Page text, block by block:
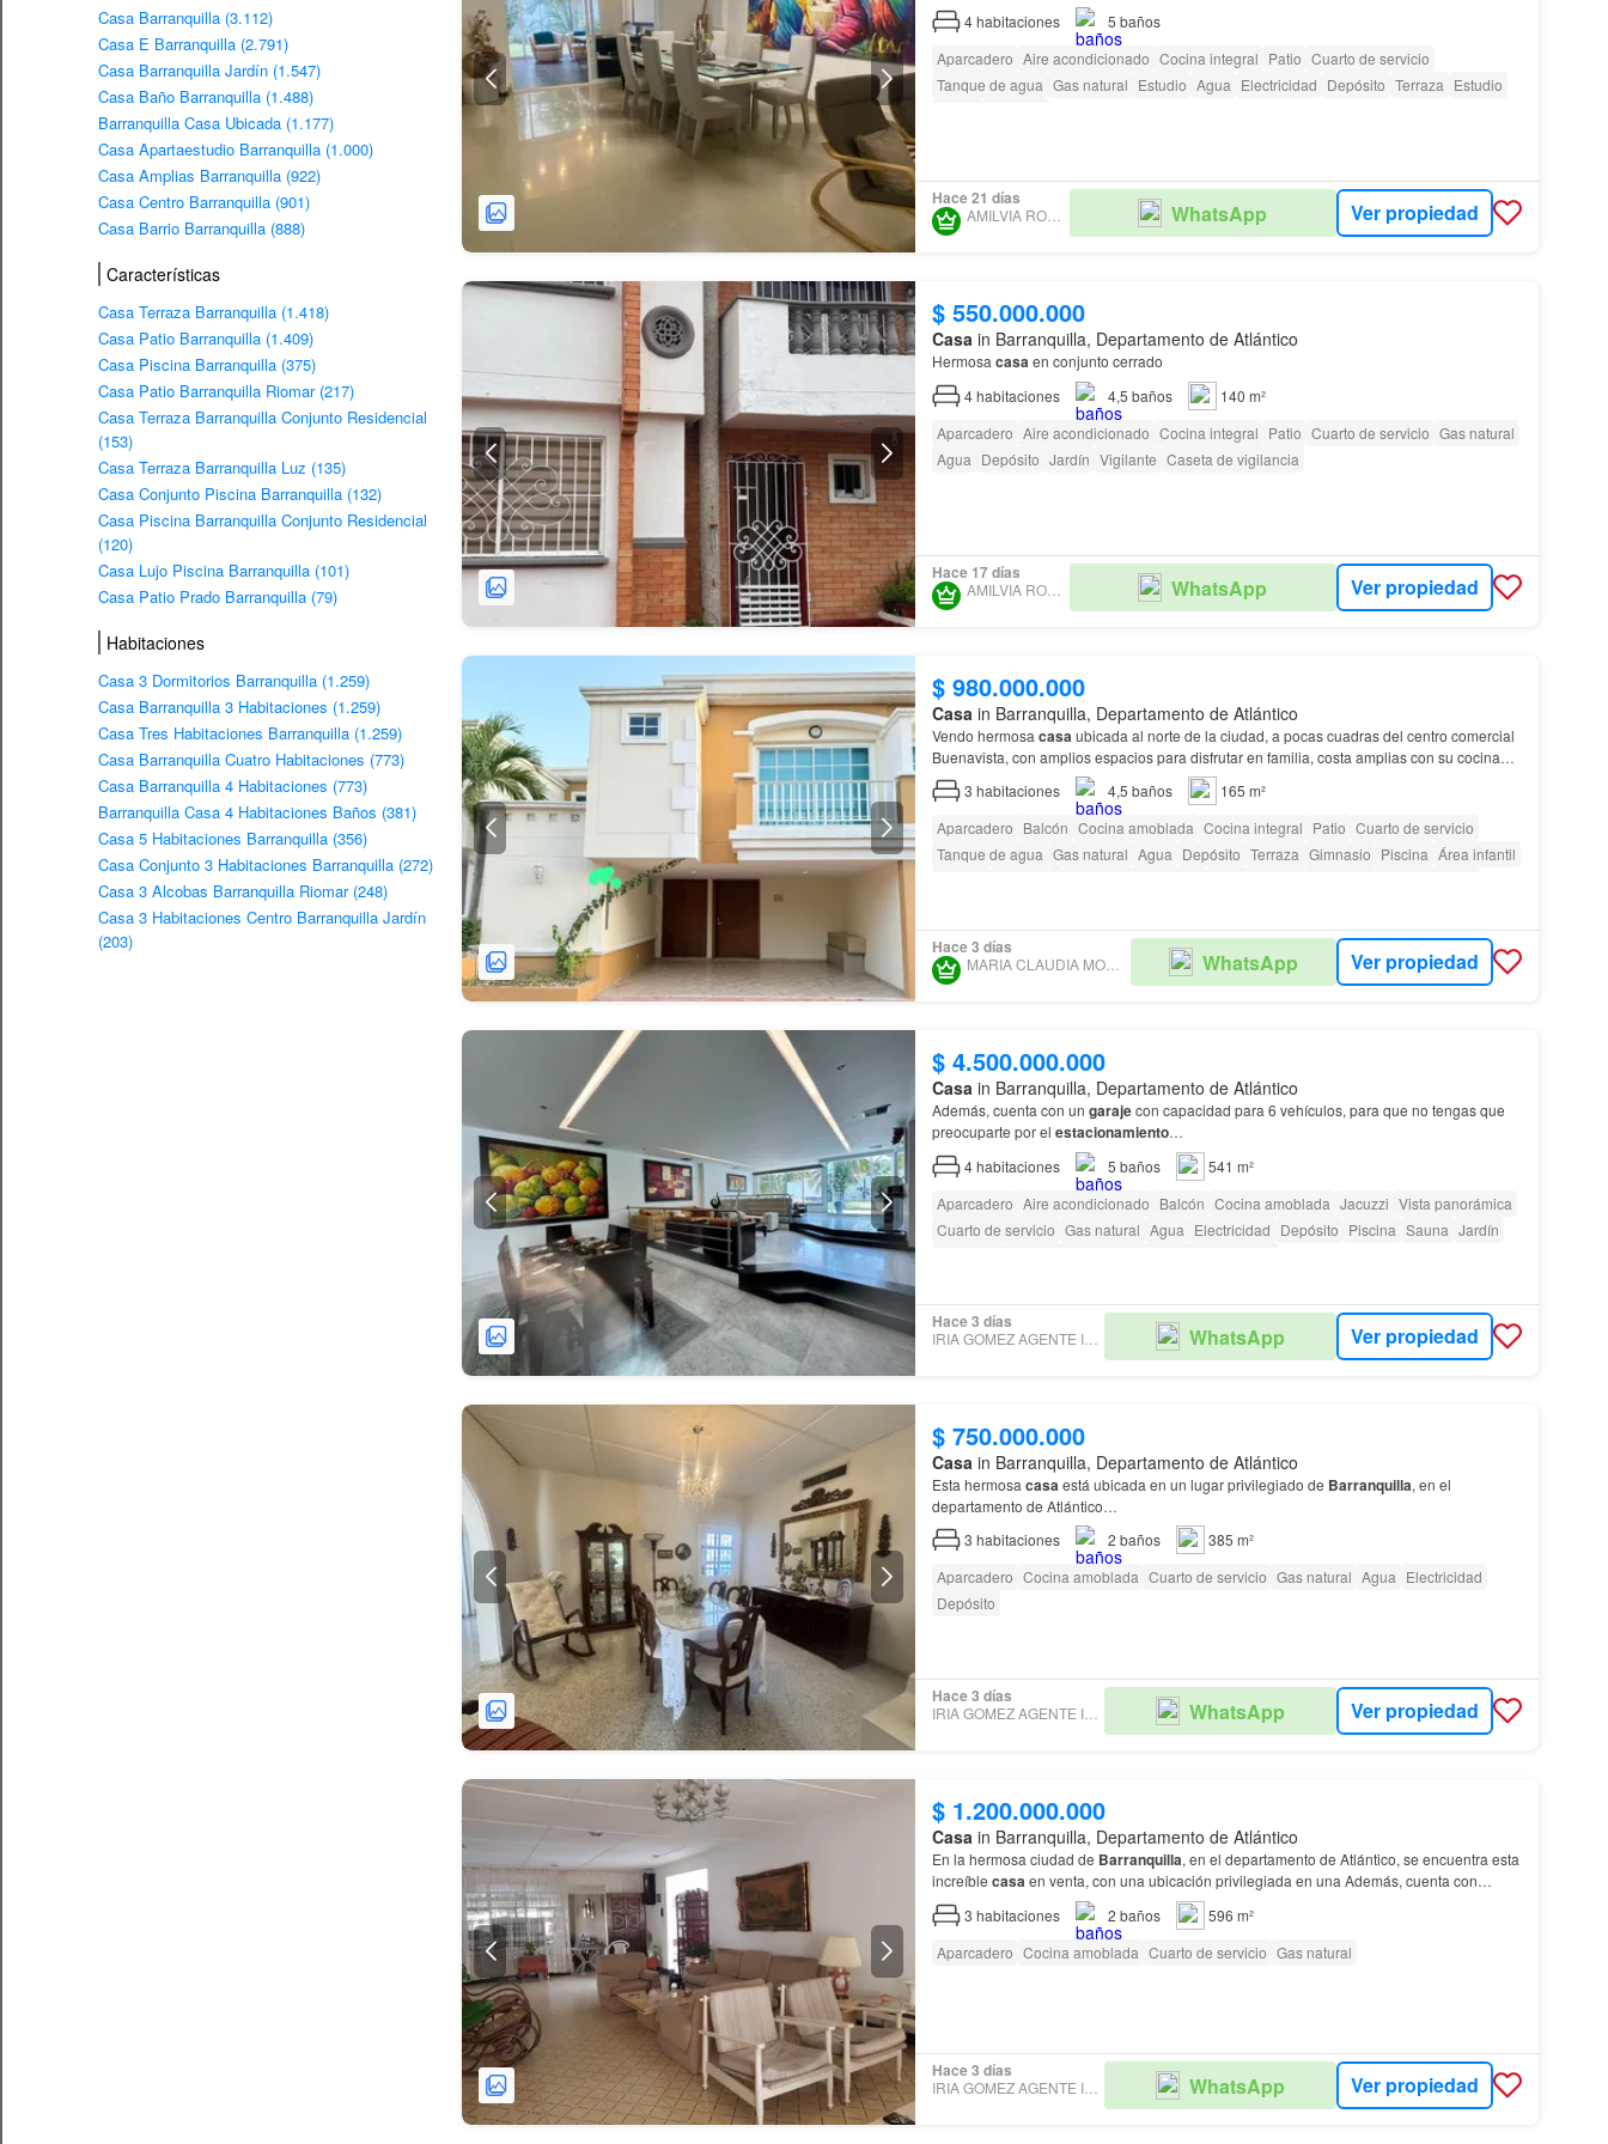
Casa Barranquilla (3.112)
Casa E Barranquilla (2.791)
Casa Barranquilla Jardín (1.547)
Casa Baño Barranquilla (1.488)
Barranquilla Casa Ubicada (1.177)
Casa Apartaestudio Barranquilla (1.000)
Casa Amplias Barranquilla (922)
Casa Centro Barranquilla (901)
Casa Barrio Barranquilla (888)
Características
Casa Terraza Barranquilla (1.418)
Casa Patio Barranquilla (1.409)
Casa Piscina Barranquilla (375)
Casa Patio Barranquilla Riomar (217)
Casa Terraza Barranquilla Conjunto Residencial
(153)
Casa Terraza Barranquilla Luz (135)
Casa Conjunto Piscina Barranquilla (132)
Casa Piscina Barranquilla Conjunto Residencial
(120)
Casa Lujo Piscina Barranquilla (101)
Casa Patio Prado Barranquilla (79)
Habitaciones
Casa 3 Dormitorios Barranquilla (1.259)
Casa Barranquilla 3 Habitaciones (1.259)
Casa Tres Habitaciones Barranquilla (1.259)
Casa Barranquilla Cuatro Habitaciones (773)
Casa Barranquilla 4 Habitaciones (773)
Barranquilla Casa 4 Habitaciones Baños (381)
Casa 5 Habitaciones Barranquilla (356)
Casa Conjunto 3 Habitaciones Barranquilla (272)
Casa 3 Alcobas Barranquilla Riomar (248)
Casa 3 Habitaciones Centro Barranquilla Jardín
(203)
4habitaciones 5 baños
Aparcadero Aire acondicionado Cocina integral Patio Cuarto de servicio
Tanque de agua Gas natural Estudio Agua Electricidad Depósito Terraza Estudio
Hace 21 días
AMILVIA RODRIGUEZ WhatsApp Ver propiedad
$ 550.000.000
Casa in Barranquilla, Departamento de Atlántico
Hermosa casaen conjunto cerrado
4habitaciones 4,5 baños
140 m²
Aparcadero Aire acondicionado Cocina integral Patio Cuarto de servicio Gas natural
Agua Depósito Jardín Vigilante Caseta de vigilancia
Hace 17 días
AMILVIA RODRIGUEZ WhatsApp Ver propiedad
$ 980.000.000
Casa in Barranquilla, Departamento de Atlántico
Vendo hermosa casaubicada al norte de la ciudad, a pocas cuadras del centro comercial
Buenavista, con amplios espacios para disfrutar en familia, costa amplias con su cocina
integral y zona de labores con alcoba de servici…
3 habitaciones 4,5 baños
165 m²
Aparcadero Balcón Cocina amoblada Cocina integral Patio Cuarto de servicio
Tanque de agua Gas natural Agua Depósito Terraza Gimnasio Piscina Área infantil
Hace 3 días
MARIA CLAUDIA MORALES ESTRELLA WhatsApp Ver propiedad
$ 4.500.000.000
Casa in Barranquilla, Departamento de Atlántico
Además, cuenta con un garajecon capacidad para 6 vehículos, para que no tengas que
preocuparte por el estacionamiento…
4habitaciones 5 baños
541 m²
Aparcadero Aire acondicionado Balcón Cocina amoblada Jacuzzi Vista panorámica
Cuarto de servicio Gas natural Agua Electricidad Depósito Piscina Sauna Jardín
Hace 3 días
IRIA GOMEZ AGENTE INMOBILIARIO WhatsApp Ver propiedad
$ 750.000.000
Casa in Barranquilla, Departamento de Atlántico
Esta hermosa casaestá ubicada en un lugar privilegiado de Barranquilla, en el
departamento de Atlántico…
3 habitaciones 2 baños
385 m²
Aparcadero Cocina amoblada Cuarto de servicio Gas natural Agua Electricidad
Depósito
Hace 3 días
IRIA GOMEZ AGENTE INMOBILIARIO WhatsApp Ver propiedad
$ 1.200.000.000
Casa in Barranquilla, Departamento de Atlántico
En la hermosa ciudad de Barranquilla, en el departamento de Atlántico, se encuentra esta
increíble casaen venta, con una ubicación privilegiada en una Además, cuenta con
cochera , permitiéndote tener tu vehículo siem…
3 habitaciones 2 baños
596 m²
Aparcadero Cocina amoblada Cuarto de servicio Gas natural
Hace 3 días
IRIA GOMEZ AGENTE INMOBILIARIO WhatsApp Ver propiedad